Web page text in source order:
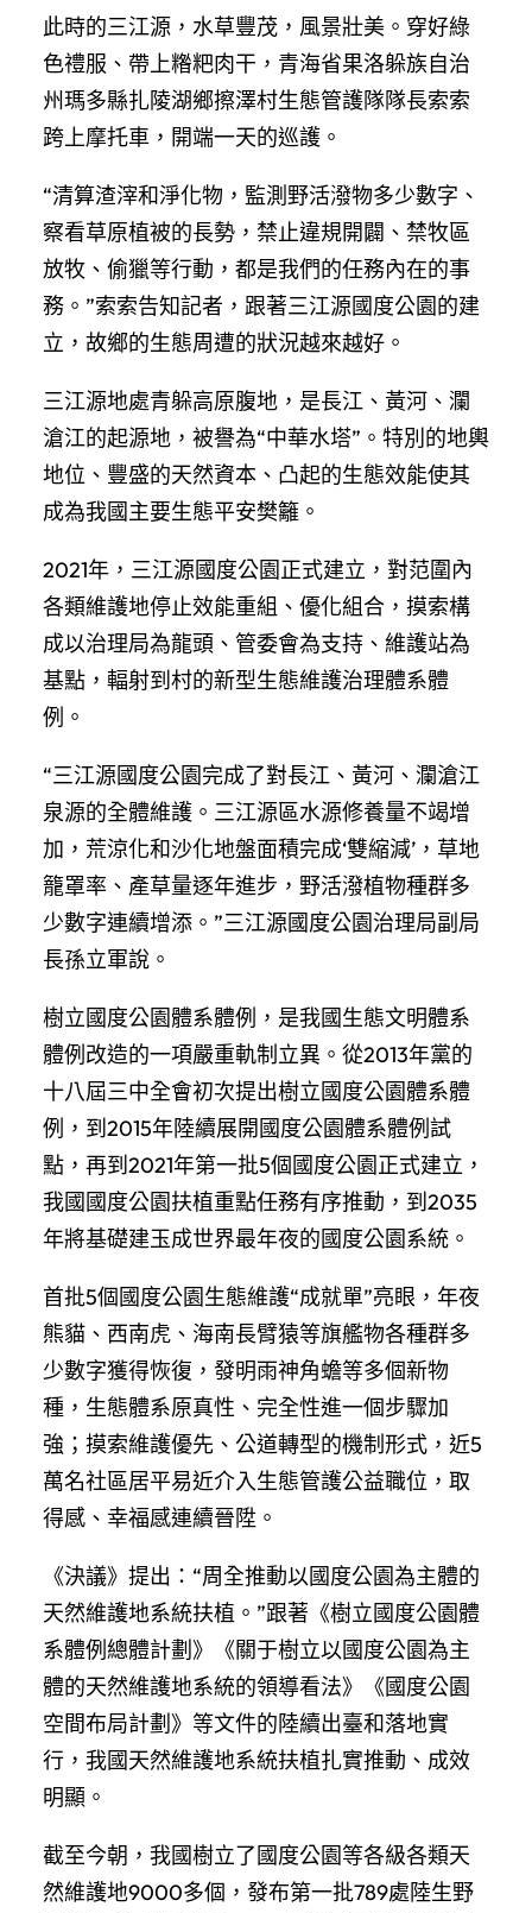
此時的三江源，水草豐茂，風景壯美。穿好綠
色禮服、帶上糌粑肉干，青海省果洛躲族自治
州瑪多縣扎陵湖鄉擦澤村生態管護隊隊長索索
跨上摩托車，開端一天的巡護。
“清算渣滓和淨化物，監測野活潑物多少數字、
察看草原植被的長勢，禁止違規開闢、禁牧區
放牧、偷獵等行動，都是我們的任務內在的事
務。”索索告知記者，跟著三江源國度公園的建
立，故鄉的生態周遭的狀況越來越好。
三江源地處青躲高原腹地，是長江、黃河、瀾
滄江的起源地，被譽為“中華水塔”。特別的地輿
地位、豐盛的天然資本、凸起的生態效能使其
成為我國主要生態平安樊籬。
2021年，三江源國度公園正式建立，對范圍內
各類維護地停止效能重組、優化組合，摸索構
成以治理局為龍頭、管委會為支持、維護站為
基點，輻射到村的新型生態維護治理體系體
例。
“三江源國度公園完成了對長江、黃河、瀾滄江
泉源的全體維護。三江源區水源修養量不竭增
加，荒涼化和沙化地盤面積完成‘雙縮減’，草地
籠罩率、產草量逐年進步，野活潑植物種群多
少數字連續增添。”三江源國度公園治理局副局
長孫立軍說。
樹立國度公園體系體例，是我國生態文明體系
體例改造的一項嚴重軌制立異。從2013年黨的
十八屆三中全會初次提出樹立國度公園體系體
例，到2015年陸續展開國度公園體系體例試
點，再到2021年第一批5個國度公園正式建立，
我國國度公園扶植重點任務有序推動，到2035
年將基礎建玉成世界最年夜的國度公園系統。
首批5個國度公園生態維護“成就單”亮眼，年夜
熊貓、西南虎、海南長臂猿等旗艦物各種群多
少數字獲得恢復，發明雨神角蟾等多個新物
種，生態體系原真性、完全性進一個步驟加
強；摸索維護優先、公道轉型的機制形式，近5
萬名社區居平易近介入生態管護公益職位，取
得感、幸福感連續晉陞。
《決議》提出：“周全推動以國度公園為主體的
天然維護地系統扶植。”跟著《樹立國度公園體
系體例總體計劃》《關于樹立以國度公園為主
體的天然維護地系統的領導看法》《國度公園
空間布局計劃》等文件的陸續出臺和落地實
行，我國天然維護地系統扶植扎實推動、成效
明顯。
截至今朝，我國樹立了國度公園等各級各類天
然維護地9000多個，發布第一批789處陸生野